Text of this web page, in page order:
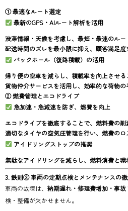
① 最適なルート選定
最新のGPS・AIルート解析を活用
渋滞情報・天候を考慮し、最短・最速のルー
配送時間のズレを最小限に抑え、顧客満足度
バックホール（復路積載）の活用
帰り便の空車を減らし、積載率を向上させ
貨物仲介サービスを活用し、効率的な荷物の
② 燃費管理とエコドライブ
急加速・急減速を防ぎ、燃費を向上
エコドライブを徹底することで、燃料費の削
適切なタイヤの空気圧管理を行い、燃費のロ
アイドリングストップの推奨
無駄なアイドリングを減らし、燃料消費と
3. 鉄則③ 車両の定期点検とメンテナンスの
車両の故障は、 納期遅れ・修理費増加・事故
検・整備が欠かせません。